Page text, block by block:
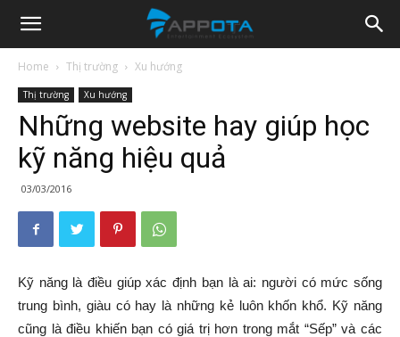
Appota
News
Home Thị trường Xu hướng
Thị trường Xu hướng
Những website hay giúp học
kỹ năng hiệu quả
03/03/2016
Kỹ năng là điều giúp xác định bạn là ai: người có mức sống
trung bình, giàu có hay là những kẻ luôn khốn khổ. Kỹ năng
cũng là điều khiến bạn có giá trị hơn trong mắt “Sếp” và các